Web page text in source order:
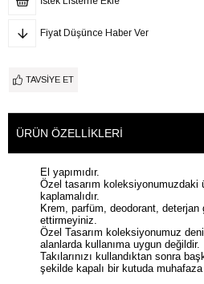
Fiyat Düşünce Haber Ver
TAVSIYE ET
ÜRÜN ÖZELLIKLERI
El yapımıdır.
Özel tasarım koleksiyonumuzdaki
kaplamalıdır.
Krem, parfüm, deodorant,
ettirmeyiniz.
Özel Tasarım koleksiyonumuz
alanlarda kullanıma uygun değildir.
Takılarınızı kullandıktan sonra
şekilde kapalı bir kutuda